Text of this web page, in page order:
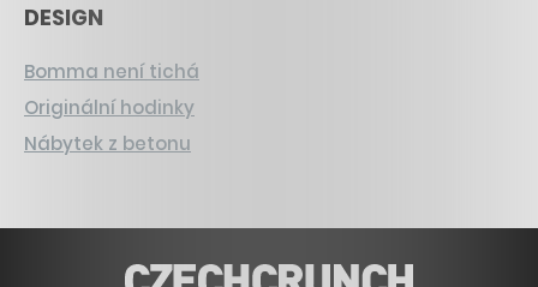
DESIGN
Bomma není tichá
Originální hodinky
Nábytek z betonu